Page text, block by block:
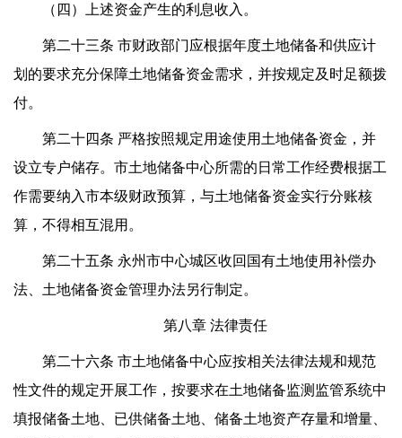
（四）上述资金产生的利息收入。
第二十三条 市财政部门应根据年度土地储备和供应计
划的要求充分保障土地储备资金需求，并按规定及时足额拨
付。
第二十四条 严格按照规定用途使用土地储备资金，并
设立专户储存。市土地储备中心所需的日常工作经费根据工
作需要纳入市本级财政预算，与土地储备资金实行分账核
算，不得相互混用。
第二十五条 永州市中心城区收回国有土地使用补偿办
法、土地储备资金管理办法另行制定。
第八章 法律责任
第二十六条 市土地储备中心应按相关法律法规和规范
性文件的规定开展工作，按要求在土地储备监测监管系统中
填报储备土地、已供储备土地、储备土地资产存量和增量、